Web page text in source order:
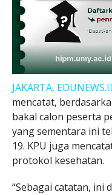
JAKARTA,
mencatat,
bakal calon peserta
yang sementara ini
19. KPU juga
protokol kesehatan.
“Sebagai catatan, ini